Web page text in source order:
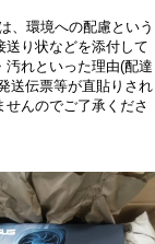
、環境への配慮という
送り状などを添付して
れといった理由(配達
送伝票等が直貼りされ
んのでご了承くださ